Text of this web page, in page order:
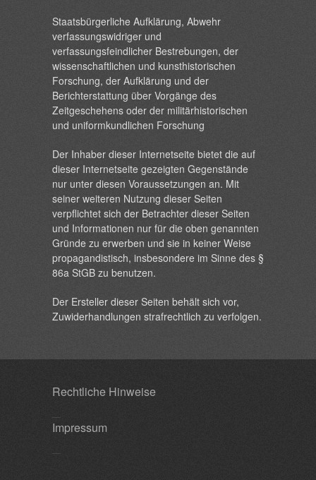
Staatsbürgerliche Aufklärung, Abwehr
verfassungswidriger und
verfassungsfeindlicher Bestrebungen, der
wissenschaftlichen und kunsthistorischen
Forschung, der Aufklärung und der
Berichterstattung über Vorgänge des
Zeitgeschehens oder der militärhistorischen
und uniformkundlichen Forschung
Der Inhaber dieser Internetseite bietet die auf
dieser Internetseite gezeigten Gegenstände
nur unter diesen Voraussetzungen an. Mit
seiner weiteren Nutzung dieser Seiten
verpflichtet sich der Betrachter dieser Seiten
und Informationen nur für die oben genannten
Gründe zu erwerben und sie in keiner Weise
propagandistisch, insbesondere im Sinne des §
86a StGB zu benutzen.
Der Ersteller dieser Seiten behält sich vor,
Zuwiderhandlungen strafrechtlich zu verfolgen.
Rechtliche Hinweise
Impressum